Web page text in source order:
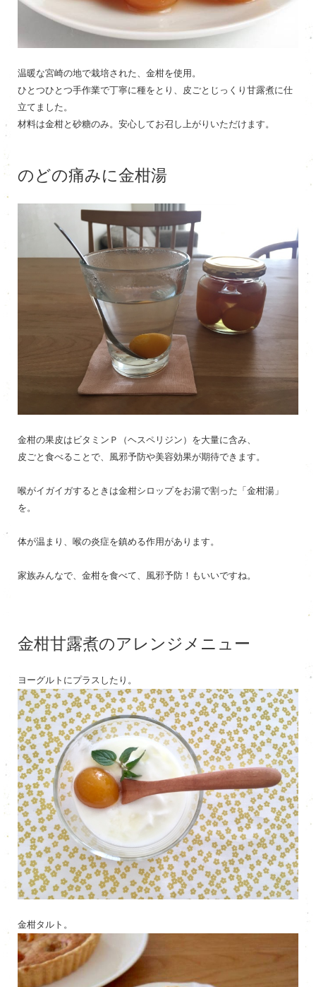
温暖な宮崎の地で栽培された、金柑を使用。
ひとつひとつ手作業で丁寧に種をとり、皮ごとじっくり甘露煮に仕
立てました。
材料は金柑と砂糖のみ。安心してお召し上がりいただけます。
のどの痛みに金柑湯
金柑の果皮はビタミンＰ（ヘスペリジン）を大量に含み、
皮ごと食べることで、風邪予防や美容効果が期待できます。
喉がイガイガするときは金柑シロップをお湯で割った「金柑湯」
を。
体が温まり、喉の炎症を鎮める作用があります。
家族みんなで、金柑を食べて、風邪予防！もいいですね。
金柑甘露煮のアレンジメニュー
ヨーグルトにプラスしたり。
金柑タルト。